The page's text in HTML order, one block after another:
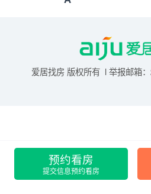
爱居找房 版权所有 l 举报邮箱
预约看房
提交信息预约看房